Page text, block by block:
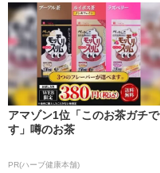
アマゾン1位「このお茶ガチで
す」噂のお茶
PR(ハーブ健康本舗)